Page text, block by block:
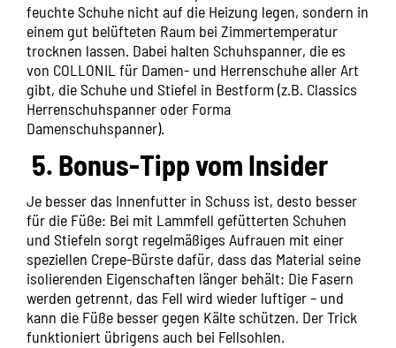
feuchte Schuhe nicht auf die Heizung legen, sondern in
einem gut belüfteten Raum bei Zimmertemperatur
trocknen lassen. Dabei halten Schuhspanner, die es
von COLLONIL für Damen- und Herrenschuhe aller Art
gibt, die Schuhe und Stiefel in Bestform (z.B. Classics
Herrenschuhspanner oder Forma
Damenschuhspanner).
5. Bonus-Tipp vom Insider
Je besser das Innenfutter in Schuss ist, desto besser
für die Füße: Bei mit Lammfell gefütterten Schuhen
und Stiefeln sorgt regelmäßiges Aufrauen mit einer
speziellen Crepe-Bürste dafür, dass das Material seine
isolierenden Eigenschaften länger behält: Die Fasern
werden getrennt, das Fell wird wieder luftiger – und
kann die Füße besser gegen Kälte schützen. Der Trick
funktioniert übrigens auch bei Fellsohlen.